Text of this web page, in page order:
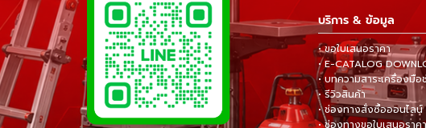
บริการ & ข้อมูล
• ขอใบเสนอราคา
• E-CATALOG
• บทความสาระเครื่องมือ
• รีวิวสินค้า
• ช่องทางสั่งซื้อออนไลน์
• ช่องทางขอใบเสนอรา